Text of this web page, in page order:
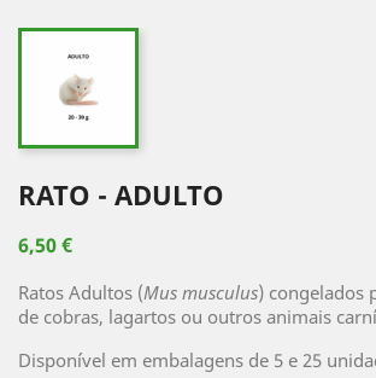
RATO - ADULTO
6,50 €
Ratos Adultos (Mus musculus) congelados
de cobras, lagartos ou outros animais
Disponível em embalagens de 5 e 25